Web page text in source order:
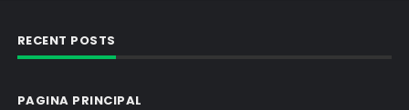
RECENT POSTS
PAGINA PRINCIPAL